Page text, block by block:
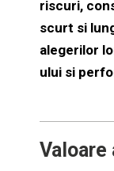
riscuri,
scurt si
alegerilor
ului si
Valoare